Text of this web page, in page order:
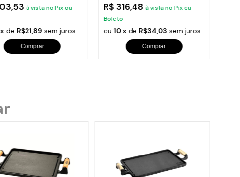
à vista no Pix ou
deR$21,89 sem juros
Comprar
R$ 316,48 à vista no Pix ou
Boleto
ou10 x de R$34,03 sem juros
Comprar